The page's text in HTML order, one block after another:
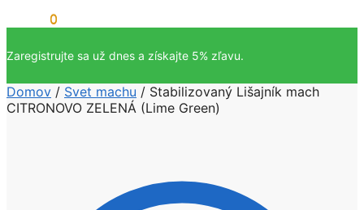
0
0
Zaregistrujte sa už dnes a získajte 5% zľavu.
Domov / Svet machu / Stabilizovaný Lišajník mach
CITRONOVO ZELENÁ (Lime Green)